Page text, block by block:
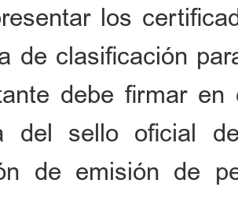
los
de clasificación
debe firmar
del sello oficial
de emisión de